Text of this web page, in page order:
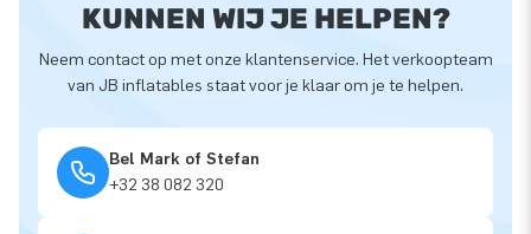
KUNNEN WIJ JE HELPEN?
Neem contact op met onze klantenservice. Het verkoopteam
van JB inflatables staat voor je klaar om je te helpen.
Bel Mark of Stefan
+32 38 082 320